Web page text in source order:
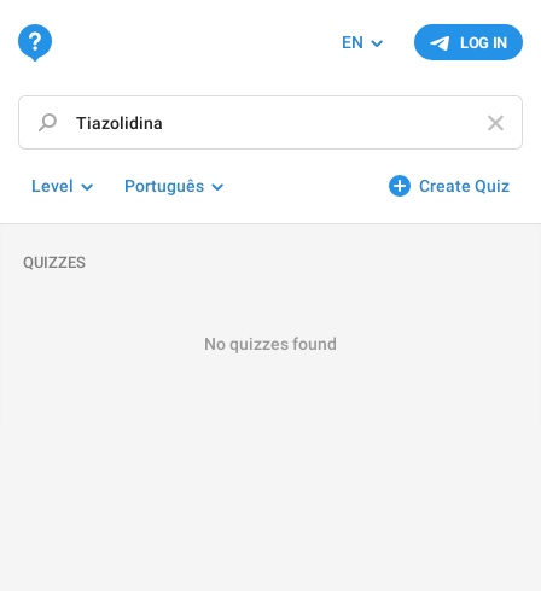
LOG IN
EN
Create Quiz
Level Português
QUIZZES
No quizzes found